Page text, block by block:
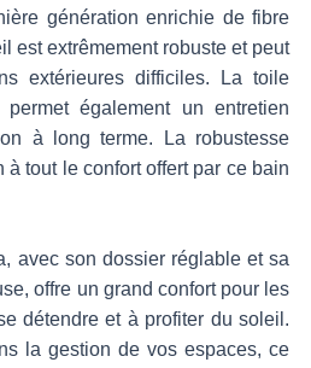
génération enrichie de fibre
est extrêmement robuste et peut
extérieures difficiles. La toile
permet également un entretien
à long terme. La robustesse
à tout le confort offert par ce bain
avec son dossier réglable et sa
offre un grand confort pour les
détendre et à profiter du soleil.
la gestion de vos espaces, ce